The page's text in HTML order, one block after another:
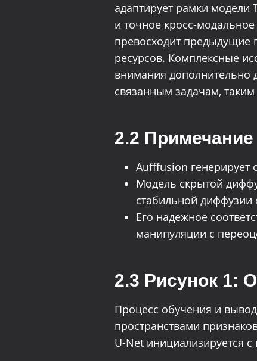
адаптирует рамки модели
и точное кросс-
превосходит предыдущие
ресурсов. Комплексные
внимания дополнительно
связанным задачам,
2.2 Примечание
Aufffusion генерирует
Модель скрытой
стабильной диффузии
Его надежное
манипуляции с
2.3 Рисунок 1:
Процесс обучения и
пространствами
U-Net инициализируется